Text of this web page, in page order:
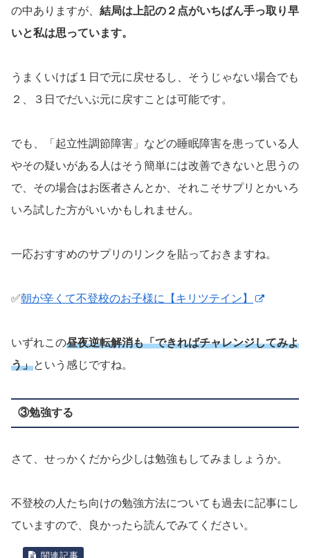
の中ありますが、 結局は上記の２点がいちばん手っ取り早
いと私は思っています。
うまくいけば１日で元に戻せるし、そうじゃない場合でも
２、３日でだいぶ元に戻すことは可能です。
でも、「起立性調節障害」などの睡眠障害を患っている人
やその疑いがある人はそう簡単には改善できないと思うの
で、その場合はお医者さんとか、それこそサプリとかいろ
いろ試した方がいいかもしれません。
一応おすすめのサプリのリンクを貼っておきますね。
✅朝が辛くて不登校のお子様に【キリツテイン】
いずれこの昼夜逆転解消も「できればチャレンジしてみよ
う」という感じですね。
③勉強する
さて、せっかくだから少しは勉強もしてみましょうか。
不登校の人たち向けの勉強方法についても過去に記事にし
ていますので、良かったら読んでみてください。